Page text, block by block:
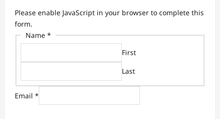
Please enable JavaScript in your browser to complete this
form.
Name *
First
Last
Email *